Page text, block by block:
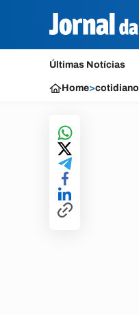
Últimas Notícias
Home>cotidiano